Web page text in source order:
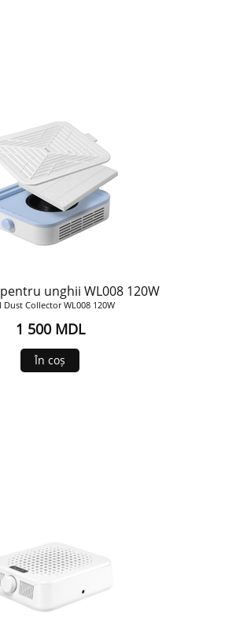
unghii WL008 120W
Dust Collector WL008 120W
1 500 MDL
În coș